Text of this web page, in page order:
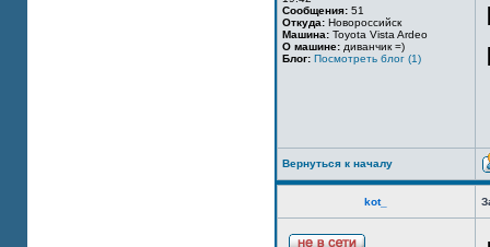
Сообщения: 51
Откуда: Новороссийск
Машина: Toyota Vista Ardeo
О машине: диванчик =)
Блог: Посмотреть блог (1)
Вернуться к началу
kot_